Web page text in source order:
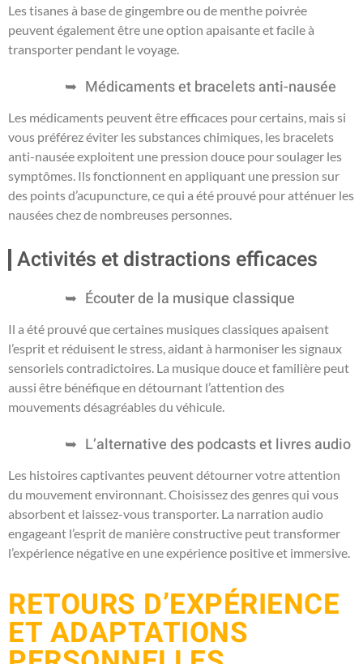
Les tisanes à base de gingembre ou de menthe poivrée
peuvent également être une option apaisante et facile à
transporter pendant le voyage.
Médicaments et bracelets anti-nausée
Les médicaments peuvent être efficaces pour certains, mais si
vous préférez éviter les substances chimiques, les bracelets
anti-nausée exploitent une pression douce pour soulager les
symptômes. Ils fonctionnent en appliquant une pression sur
des points d’acupuncture, ce qui a été prouvé pour atténuer les
nausées chez de nombreuses personnes.
Activités et distractions efficaces
Écouter de la musique classique
Il a été prouvé que certaines musiques classiques apaisent
l’esprit et réduisent le stress, aidant à harmoniser les signaux
sensoriels contradictoires. La musique douce et familière peut
aussi être bénéfique en détournant l’attention des
mouvements désagréables du véhicule.
L’alternative des podcasts et livres audio
Les histoires captivantes peuvent détourner votre attention
du mouvement environnant. Choisissez des genres qui vous
absorbent et laissez-vous transporter. La narration audio
engageant l’esprit de manière constructive peut transformer
l’expérience négative en une expérience positive et immersive.
RETOURS D’EXPÉRIENCE
ET ADAPTATIONS